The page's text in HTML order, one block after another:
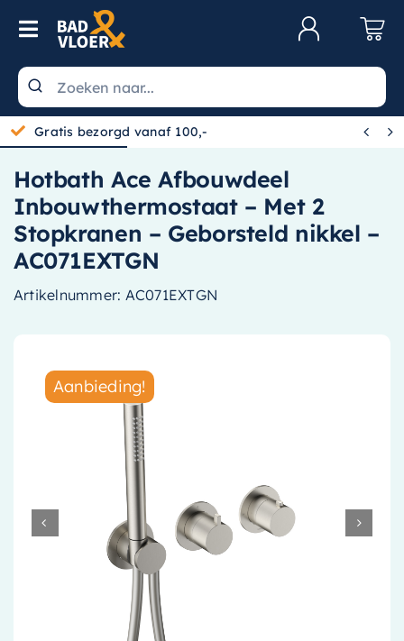
Skip to content
Toggle Navigation
Wastafels
Toiletten
Spiegels
Kranen
Douche
Badkamermeubels
Radiatoren
Accessoires
Installatiemateriaal
Klimaatbeheersing
Gratis bezorgd vanaf 100,-  
Hotbath Ace Afbouwdeel
Inbouwthermostaat – Met 2
Stopkranen – Geborsteld nikkel –
AC071EXTGN
Artikelnummer: AC071EXTGN
Aanbieding!